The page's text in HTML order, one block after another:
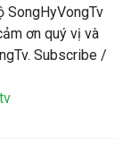
SongHyVongTv
ơn quý vị và
Subscribe /